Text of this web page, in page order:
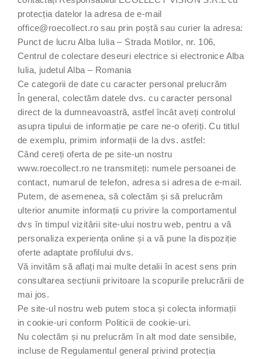
protecția datelor la adresa de e-mail
office@roecollect.ro sau prin poștă sau curier la adresa:
Punct de lucru Alba Iulia – Strada Motilor, nr. 106,
Centrul de colectare deseuri electrice si electronice Alba
Iulia, judetul Alba – Romania
Ce categorii de date cu caracter personal prelucrăm
În general, colectăm datele dvs. cu caracter personal
direct de la dumneavoastră, astfel încât aveți controlul
asupra tipului de informație pe care ne-o oferiți. Cu titlul
de exemplu, primim informații de la dvs. astfel:
Când cereți oferta de pe site-un nostru
www.roecollect.ro ne transmiteți: numele persoanei de
contact, numarul de telefon, adresa si adresa de e-mail.
Putem, de asemenea, să colectăm și să prelucrăm
ulterior anumite informații cu privire la comportamentul
dvs în timpul vizitării site-ului nostru web, pentru a vă
personaliza experiența online și a vă pune la dispoziție
oferte adaptate profilului dvs.
Vă invităm să aflați mai multe detalii în acest sens prin
consultarea secțiunii privitoare la scopurile prelucrării de
mai jos.
Pe site-ul nostru web putem stoca și colecta informații
in cookie-uri conform Politicii de cookie-uri.
Nu colectăm și nu prelucrăm în alt mod date sensibile,
incluse de Regulamentul general privind protecția